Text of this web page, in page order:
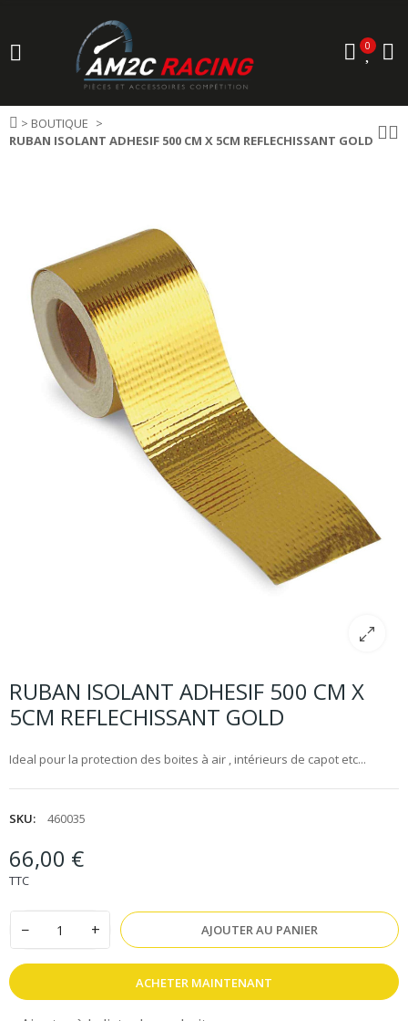
0
> BOUTIQUE
RUBAN ISOLANT ADHESIF 500 CM X 5CM REFLECHISSANT GOLD
RUBAN ISOLANT ADHESIF 500 CM X
5CM REFLECHISSANT GOLD
Ideal pour la protection des boites à air , intérieurs de capot etc...
SKU: 460035
66,00 €
TTC
− + AJOUTER AU PANIER
ACHETER MAINTENANT